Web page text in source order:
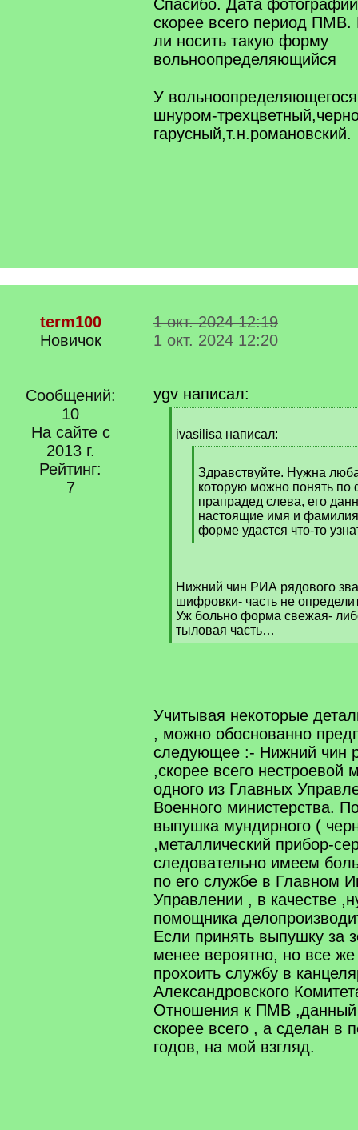
Спасибо. Дата
скорее всего период ПМВ.
ли носить такую форму
вольноопределяющийся
У
шнуром-
гарусный,т.н.романовский.
term100
Новичок
Сообщений:
10
На сайте с
2013 г.
Рейтинг:
7
1 окт. 2024 12:19
1 окт. 2024 12:20
ygv написал:
q
ivasilisa написал:
q
]
Здравствуйте. Нужна
которую можно понять
прапрадед слева, его
настоящие имя и
форме удастся что-то
[
]
Нижний чин РИА рядового
шифровки- часть не
Уж больно форма свежая-
тыловая часть…
[
Учитывая некоторые
, можно обоснованно
следующее :- Нижний чин
,скорее всего нестроевой
одного из Главных
Военного министерства.
выпушка мундирного (
,металлический прибор-
следовательно имеем
по его службе в Главном
Управлении , в качестве
помощника
Если принять выпушку за
менее вероятно, но все
прохоить службу в
Александровского
Отношения к ПМВ ,данный
скорее всего , а сделан в
годов, на мой взгляд.